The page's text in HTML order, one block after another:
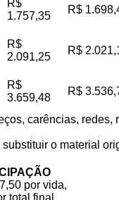
R$
1.757,35
R$
R$
2.091,25
R$
R$
3.659,48
R$
carências,
o material
por vida,